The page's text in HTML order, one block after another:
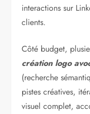
interactions sur
clients.
Côté budget,
création logo
(recherche
pistes créatives,
visuel complet,